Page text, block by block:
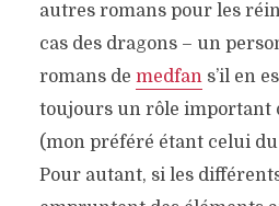
autres romans pour les
cas des dragons – un
romans de medfans’il en
toujours un rôle important
(mon préféré étant celui
Pour autant, si les